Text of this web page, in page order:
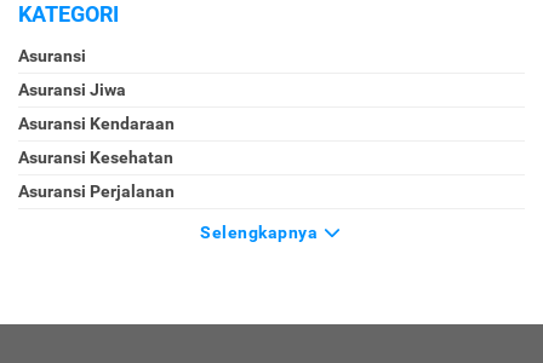
KATEGORI
Asuransi
Asuransi Jiwa
Asuransi Kendaraan
Asuransi Kesehatan
Asuransi Perjalanan
Selengkapnya